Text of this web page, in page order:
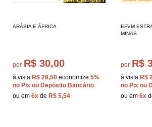
ARÁBIA E ÁFRICA
por R$ 30,00
à vista R$ 28,50 economize 5%
no Pix ou Depósito Bancário
ou em 6x de R$ 5,54
EFVM
MINAS
por R$
à vista R$
no Pix ou
ou em 6x